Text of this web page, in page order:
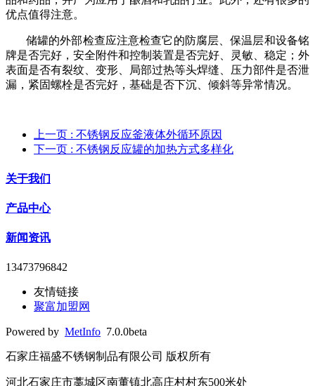
优点值得注意。
储罐的外部检查应注意检查它的防腐层、保温层和设备铭
牌是否完好，安全附件和控制装置是否完好、灵敏、稳定；外
表面是否有裂纹、变形、局部过热等头焊缝、压力部件是否泄
漏，紧固螺栓是否完好，基础是否下沉、倾斜等异常情况。
上一页 : 不锈钢反应釜液体外循环原因
下一页 : 不锈钢反应罐的加热方式多样化
关于我们
产品中心
新闻资讯
13473796842
友情链接
聚富加盟网
Powered by MetInfo 7.0.0beta
石家庄福盛不锈钢制品有限公司 版权所有
河北石家庄市藁城区南董镇北高庄村村东500米处